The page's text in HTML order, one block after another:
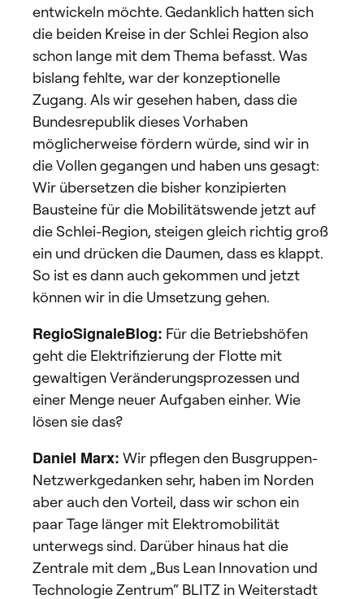
entwickeln möchte. Gedanklich hatten sich
die beiden Kreise in der Schlei Region also
schon lange mit dem Thema befasst. Was
bislang fehlte, war der konzeptionelle
Zugang. Als wir gesehen haben, dass die
Bundesrepublik dieses Vorhaben
möglicherweise fördern würde, sind wir in
die Vollen gegangen und haben uns gesagt:
Wir übersetzen die bisher konzipierten
Bausteine für die Mobilitätswende jetzt auf
die Schlei-Region, steigen gleich richtig groß
ein und drücken die Daumen, dass es klappt.
So ist es dann auch gekommen und jetzt
können wir in die Umsetzung gehen.
RegioSignaleBlog: Für die Betriebshöfen
geht die Elektrifizierung der Flotte mit
gewaltigen Veränderungsprozessen und
einer Menge neuer Aufgaben einher. Wie
lösen sie das?
Daniel Marx: Wir pflegen den Busgruppen-
Netzwerkgedanken sehr, haben im Norden
aber auch den Vorteil, dass wir schon ein
paar Tage länger mit Elektromobilität
unterwegs sind. Darüber hinaus hat die
Zentrale mit dem „Bus Lean Innovation und
Technologie Zentrum“ BLITZ in Weiterstadt